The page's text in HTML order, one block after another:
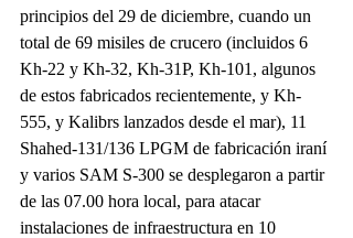
principios del 29 de diciembre, cuando un
total de 69 misiles de crucero (incluidos 6
Kh-22 y Kh-32, Kh-31P, Kh-101, algunos
de estos fabricados recientemente, y Kh-
555, y Kalibrs lanzados desde el mar), 11
Shahed-131/136 LPGM de fabricación iraní
y varios SAM S-300 se desplegaron a partir
de las 07.00 hora local, para atacar
instalaciones de infraestructura en 10